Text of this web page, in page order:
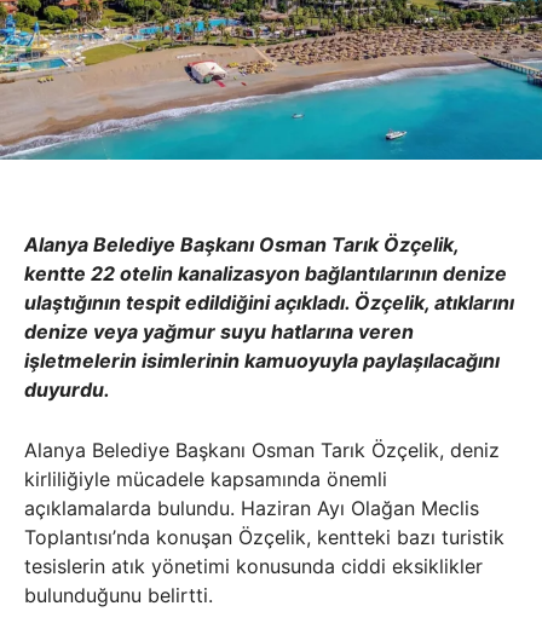
Alanya Belediye Başkanı Osman Tarık Özçelik,
kentte 22 otelin kanalizasyon bağlantılarının denize
ulaştığının tespit edildiğini açıkladı. Özçelik, atıklarını
denize veya yağmur suyu hatlarına veren
işletmelerin isimlerinin kamuoyuyla paylaşılacağını
duyurdu.
Alanya Belediye Başkanı Osman Tarık Özçelik, deniz
kirliliğiyle mücadele kapsamında önemli
açıklamalarda bulundu. Haziran Ayı Olağan Meclis
Toplantısı’nda konuşan Özçelik, kentteki bazı turistik
tesislerin atık yönetimi konusunda ciddi eksiklikler
bulunduğunu belirtti.